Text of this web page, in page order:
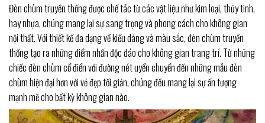
Đèn chùm truyền thống được chế tác từ các vật liệu như kim loại, thủy tinh,
hay nhựa, chúng mang lại sự sang trọng và phong cách cho không gian
nội thất. Với thiết kế đa dạng về kiểu dáng và màu sắc, đèn chùm truyền
thống tạo ra những điểm nhấn độc đáo cho không gian trang trí. Từ những
chiếc đèn chùm cổ điển với đường nét uyển chuyển đến những mẫu đèn
chùm hiện đại hơn với vẻ đẹp tối giản, chúng đều mang lại sự ấn tượng
mạnh mẽ cho bất kỳ không gian nào.